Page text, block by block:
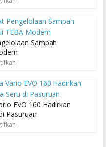
Sampah
EVO 160 Hadirkan
Pasuruan